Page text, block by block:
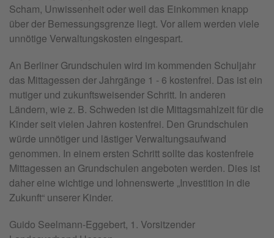
Scham, Unwissenheit oder weil das Einkommen knapp
über der Bemessungsgrenze liegt. Vor allem werden viele
unnötige Verwaltungskosten eingespart.
An Berliner Grundschulen wird im kommenden Schuljahr
das Mittagessen der Jahrgänge 1 - 6 kostenfrei. Das ist ein
mutiger und zukunftsweisender Schritt. In anderen
Ländern, wie z. B. Schweden ist die Mittagsmahlzeit für die
Kinder seit vielen Jahren kostenfrei. Den Grundschulen
würde unnötiger und lästiger Verwaltungsaufwand
genommen. In einem ersten Schritt sollte das kostenfreie
Mittagessen an Grundschulen angeboten werden. Dies ist
daher eine wichtige und lohnenswerte „Investition in die
Zukunft“ unserer Kinder.
Guido Seelmann-Eggebert, 1. Vorsitzender